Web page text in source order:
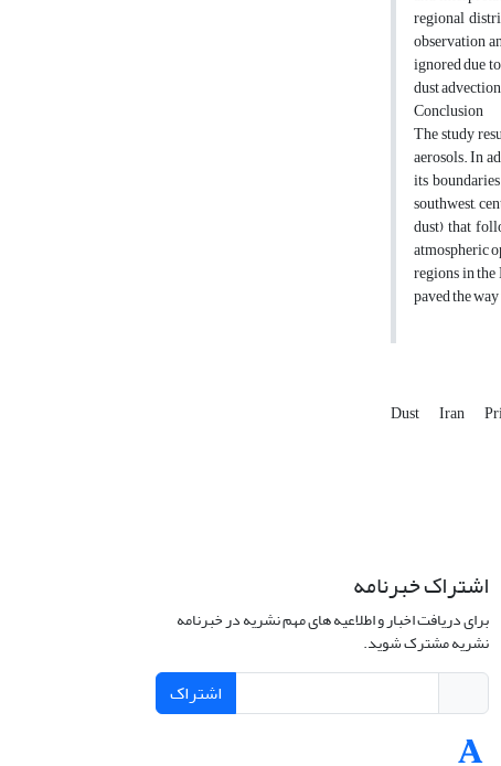
regional
observation
ignored due
dust
Conclusion
The study
aerosols. In
its
southwest,
dust) that
atmospheric
regions in the
paved the
Dust Iran
اشتراک خبرنامه
برای دریافت اخبار و اطلاعیه های مهم نشریه در خبرنامه
نشریه مشترک شوید.
اشتراک